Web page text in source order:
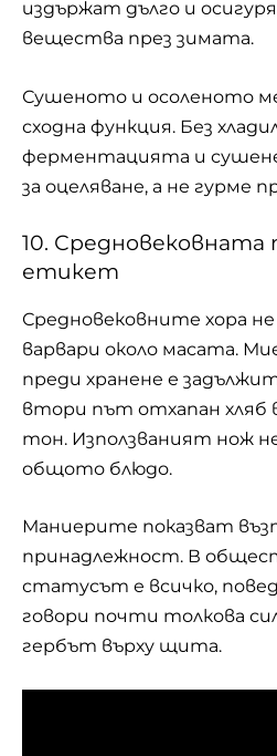
издържат дълго и
вещества през зимата.
Сушеното и осоленото
сходна функция. Без
ферментацията и
за оцеляване, а не гурме
10. Средновековната
етикет
Средновековните хора
варвари около масата.
преди хранене е
втори път отхапан хляб
тон. Използваният нож
общото блюдо.
Маниерите показват
принадлежност. В
статусът е всичко,
говори почти толкова
гербът върху щита.